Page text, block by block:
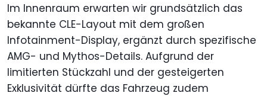
Im Innenraum erwarten wir grundsätzlich das
bekannte CLE-Layout mit dem großen
Infotainment-Display, ergänzt durch spezifische
AMG- und Mythos-Details. Aufgrund der
limitierten Stückzahl und der gesteigerten
Exklusivität dürfte das Fahrzeug zudem